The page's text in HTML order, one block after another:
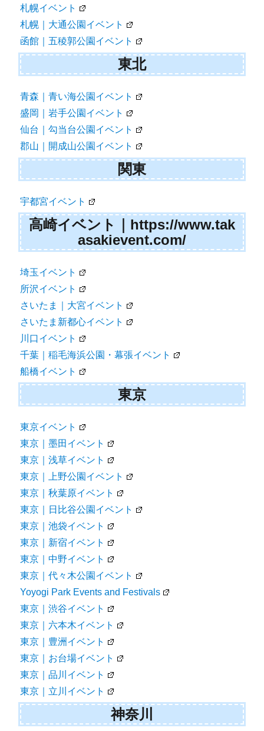
札幌イベント
札幌｜大通公園イベント
函館｜五稜郭公園イベント
東北
青森｜青い海公園イベント
盛岡｜岩手公園イベント
仙台｜勾当台公園イベント
郡山｜開成山公園イベント
関東
宇都宮イベント
高崎イベント｜https://www.tak
asakievent.com/
埼玉イベント
所沢イベント
さいたま｜大宮イベント
さいたま新都心イベント
川口イベント
千葉｜稲毛海浜公園・幕張イベント
船橋イベント
東京
東京イベント
東京｜墨田イベント
東京｜浅草イベント
東京｜上野公園イベント
東京｜秋葉原イベント
東京｜日比谷公園イベント
東京｜池袋イベント
東京｜新宿イベント
東京｜中野イベント
東京｜代々木公園イベント
Yoyogi Park Events and Festivals
東京｜渋谷イベント
東京｜六本木イベント
東京｜豊洲イベント
東京｜お台場イベント
東京｜品川イベント
東京｜立川イベント
神奈川